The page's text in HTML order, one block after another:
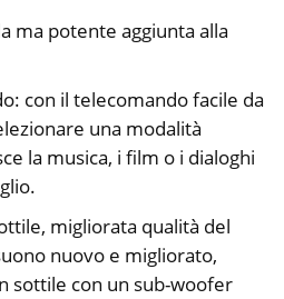
ma potente aggiunta alla
con il telecomando facile da
una modalità
la musica, i film o i dialoghi
migliorata qualità del
nuovo e migliorato,
sottile con un sub-woofer